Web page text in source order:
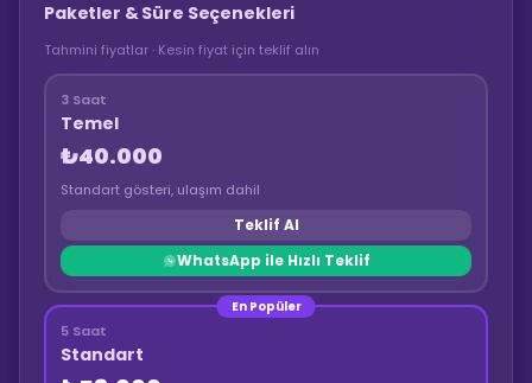
Paketler & Süre Seçenekleri
Tahmini fiyatlar · Kesin fiyat için teklif alın
3 Saat
Temel
₺40.000
Standart gösteri, ulaşım dahil
Teklif Al
WhatsApp ile Hızlı Teklif
En Popüler
5 Saat
Standart